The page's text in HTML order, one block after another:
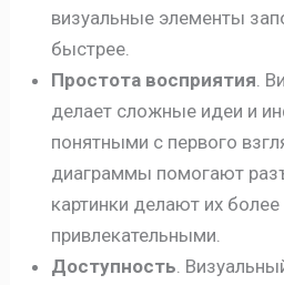
визуальные элементы
быстрее.
Простота восприятия.
делает сложные идеи и
понятными с первого
диаграммы помогают
картинки делают их
привлекательными.
Доступность.